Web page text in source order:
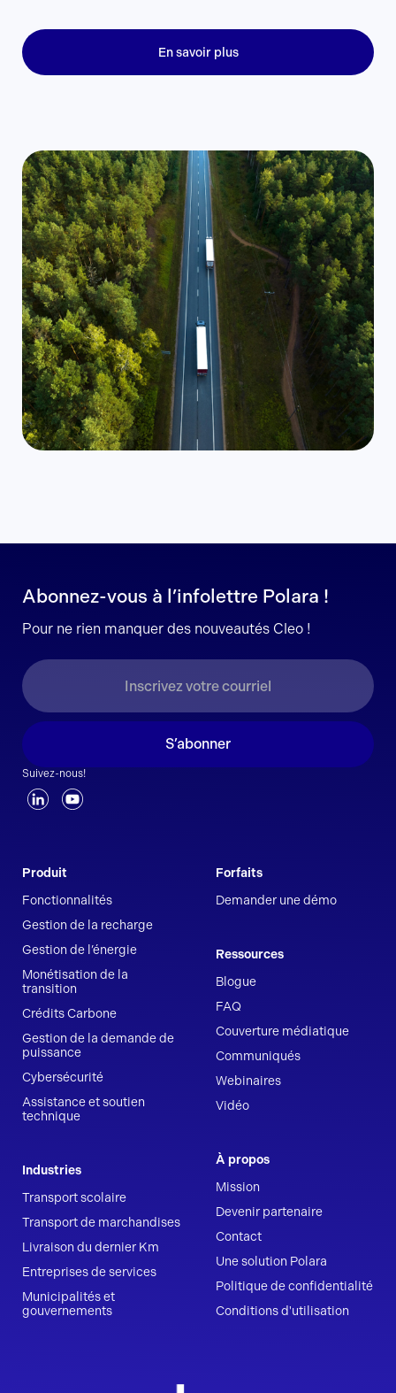
En savoir plus
Suivez-nous!
Abonnez-vous à l’infolettre Polara !
Pour ne rien manquer des nouveautés Cleo !
S’abonner
Produit
Fonctionnalités
Gestion de la recharge
Gestion de l’énergie
Monétisation de la
transition
Crédits Carbone
Gestion de la demande de
puissance
Cybersécurité
Assistance et soutien
technique
Industries
Transport scolaire
Transport de marchandises
Livraison du dernier Km
Entreprises de services
Municipalités et
gouvernements
Forfaits
Demander une démo
Ressources
Blogue
FAQ
Couverture médiatique
Communiqués
Webinaires
Vidéo
À propos
Mission
Devenir partenaire
Contact
Une solution Polara
Politique de confidentialité
Conditions d'utilisation